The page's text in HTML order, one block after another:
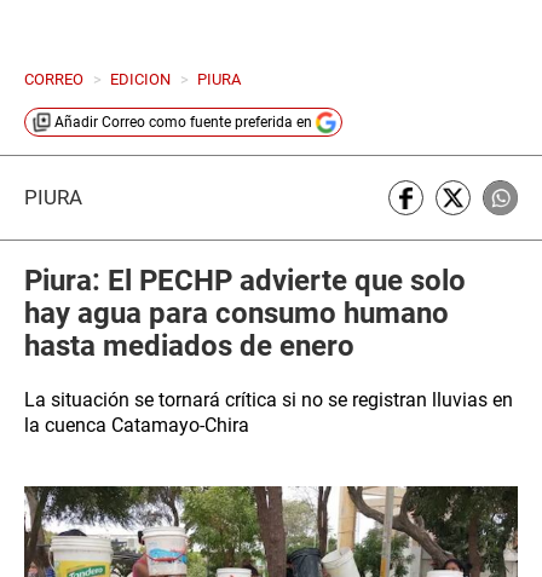
CORREO > EDICION > PIURA
Añadir Correo como fuente preferida en
PIURA
Piura: El PECHP advierte que solo
hay agua para consumo humano
hasta mediados de enero
La situación se tornará crítica si no se registran lluvias en
la cuenca Catamayo-Chira